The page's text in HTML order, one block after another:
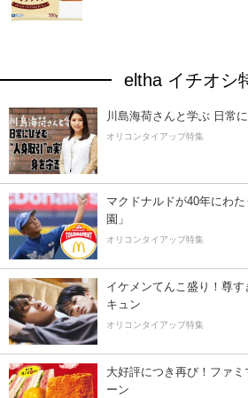
eltha イチオシ
川島海荷さんと学ぶ 日常
オリコンタイアップ特集
マクドナルドが40年にわ
園」
オリコンタイアップ特集
イケメンてんこ盛り！尊
キュン
オリコンタイアップ特集
大好評につき再び！ファ
ーン